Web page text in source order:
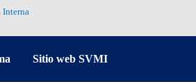
Interna
Sitio web SVMI